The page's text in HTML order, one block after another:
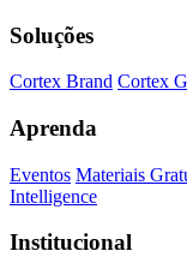
Soluções
Cortex Brand Cortex
Aprenda
Eventos Materiais
Intelligence
Institucional